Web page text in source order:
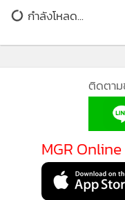
กำลังโหลด...
ติดตาม
MGR